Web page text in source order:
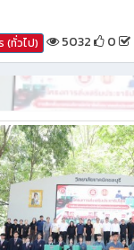
(ทั่วไป) 5032 0